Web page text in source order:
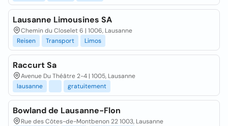
Lausanne Limousines SA
Chemin du Closelet 6 | 1006, Lausanne
Reisen
Transport Limos
Raccurt Sa
Avenue Du Théâtre 2-4 | 1005, Lausanne
lausanne
gratuitement
Bowland de Lausanne-Flon
Rue des Côtes-de-Montbenon 22 1003, Lausanne